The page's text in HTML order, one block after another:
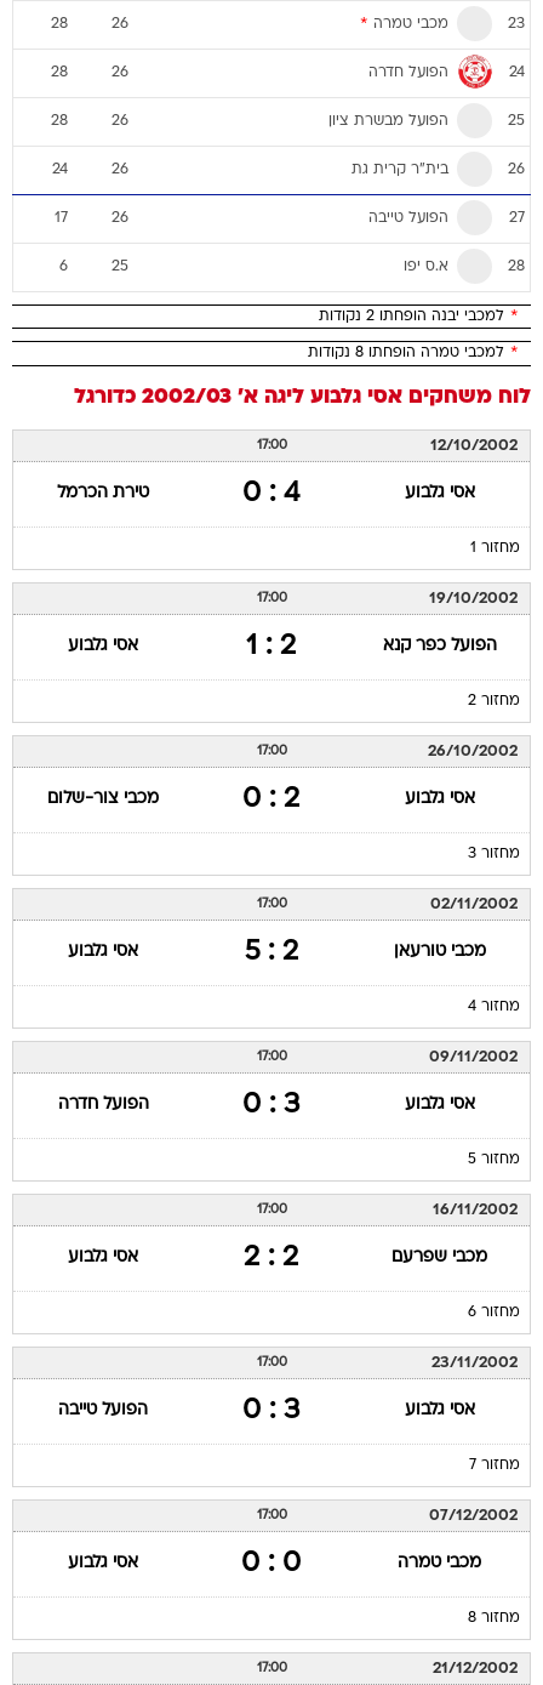
23 מכבי טמרה *
26
28
24 הפועל חדרה 26
28
25 הפועל מבשרת ציון 26
28
26 בית"ר קרית גת 26
24
27 הפועל טייבה 26
17
28 א.ס יפו 25
6
* למכבי יבנה הופחתו 2 נקודות
* למכבי טמרה הופחתו 8 נקודות
לוח משחקים אסי גלבוע ליגה א' 2002/03 כדורגל
12/10/2002
17:00
אסי גלבוע 4 : 0 טירת הכרמל
מחזור 1
19/10/2002
17:00
הפועל כפר קנא 2 : 1 אסי גלבוע
מחזור 2
26/10/2002
17:00
אסי גלבוע 2 : 0 מכבי צור-שלום
מחזור 3
02/11/2002
17:00
מכבי טורעאן 2 : 5 אסי גלבוע
מחזור 4
09/11/2002
17:00
אסי גלבוע 3 : 0 הפועל חדרה
מחזור 5
16/11/2002
17:00
מכבי שפרעם 2 : 2 אסי גלבוע
מחזור 6
23/11/2002
17:00
אסי גלבוע 3 : 0 הפועל טייבה
מחזור 7
07/12/2002
17:00
מכבי טמרה 0 : 0 אסי גלבוע
מחזור 8
21/12/2002
17:00